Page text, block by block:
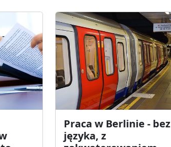
Praca w Berlinie - bez
języka, z